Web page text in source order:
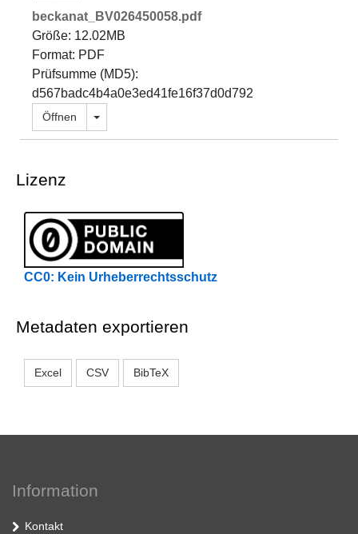
beckanat_BV026450058.pdf
Größe: 12.02MB
Format: PDF
Prüfsumme (MD5):
d567badc4b4a0e3ed41fe16f37d0d792
Öffnen Dropdown öffnen
Lizenz
CC0: Kein Urheberrechtsschutz
Metadaten exportieren
Excel CSV BibTeX
Information
Kontakt